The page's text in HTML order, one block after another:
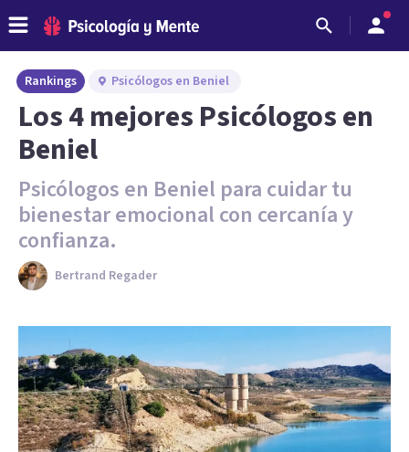
Rankings Psicólogos en Beniel
Los 4 mejores Psicólogos en
Beniel
Psicólogos en Beniel para cuidar tu
bienestar emocional con cercanía y
confianza.
Bertrand Regader